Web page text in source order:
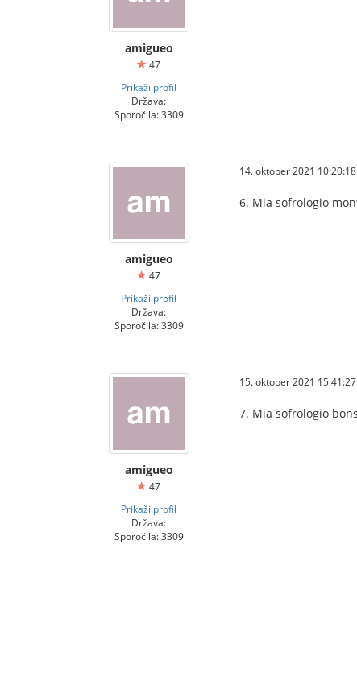
amigueo
47
Prikaži profil
Država:
Sporočila: 3309
amigueo
47
Prikaži profil
Država:
Sporočila: 3309
14. oktober 2021 10:20:18
6. Mia sofrologio
amigueo
47
Prikaži profil
Država:
Sporočila: 3309
15. oktober 2021 15:41:27
7. Mia sofrologio